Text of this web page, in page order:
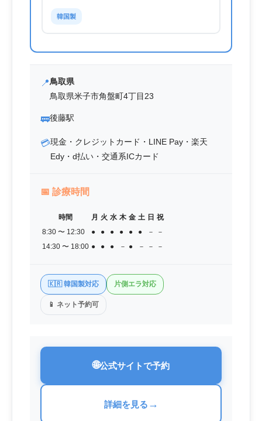
韓国製
📍鳥取県
鳥取県米子市角盤町4丁目23
🚃後藤駅
💳現金・クレジットカード・LINE Pay・楽天
Edy・d払い・交通系ICカード
📅 診療時間
時間 月 火 水 木 金 土 日 祝
8:30 〜 12:30
● ● ● ● ● ● －
－
14:30 〜 18:00 ● ● ● － ● － － －
🇰🇷 韓国製対応 片側エラ対応
📱 ネット予約可
🌐公式サイトで予約
詳細を見る →